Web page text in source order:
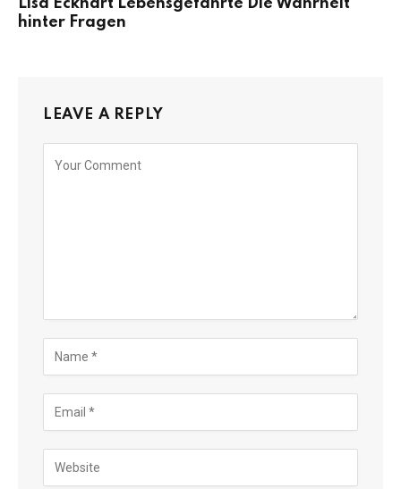
Lisa Eckhart Lebensgefährte Die Wahrheit
hinter Fragen
LEAVE A REPLY